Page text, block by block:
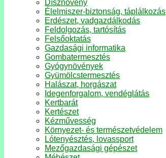
Dísznövény
Élelmiszer-biztonság, táplálkozás
Erdészet, vadgazdálkodás
Feldolgozás, tartósítás
Felsőoktatás
Gazdasági informatika
Gombatermesztés
Gyógynövények
Gyümölcstermesztés
Halászat, horgászat
Idegenforgalom, vendéglátás
Kertbarát
Kertészet
Kézművesség
Környezet- és természetvédelem
Lótenyésztés, lovassport
Mezőgazdasági gépészet